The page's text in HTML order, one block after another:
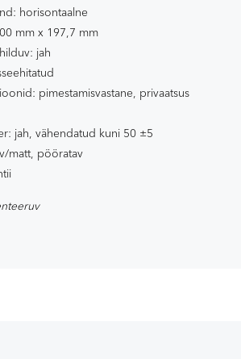
horisontaalne
mm x 197,7 mm
jah
pimestamisvastane, privaatsus
jah, vähendatud kuni 50 ±5
matt, pööratav